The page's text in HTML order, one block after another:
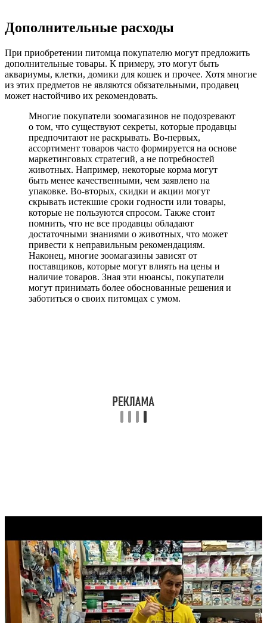
Дополнительные расходы
При приобретении питомца покупателю могут предложить
дополнительные товары. К примеру, это могут быть
аквариумы, клетки, домики для кошек и прочее. Хотя многие
из этих предметов не являются обязательными, продавец
может настойчиво их рекомендовать.
Многие покупатели зоомагазинов не подозревают
о том, что существуют секреты, которые продавцы
предпочитают не раскрывать. Во-первых,
ассортимент товаров часто формируется на основе
маркетинговых стратегий, а не потребностей
животных. Например, некоторые корма могут
быть менее качественными, чем заявлено на
упаковке. Во-вторых, скидки и акции могут
скрывать истекшие сроки годности или товары,
которые не пользуются спросом. Также стоит
помнить, что не все продавцы обладают
достаточными знаниями о животных, что может
привести к неправильным рекомендациям.
Наконец, многие зоомагазины зависят от
поставщиков, которые могут влиять на цены и
наличие товаров. Зная эти нюансы, покупатели
могут принимать более обоснованные решения и
заботиться о своих питомцах с умом.